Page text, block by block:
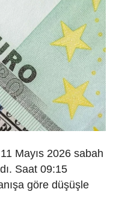
Mayıs 2026 sabah
Saat 09:15
göre düşüşle